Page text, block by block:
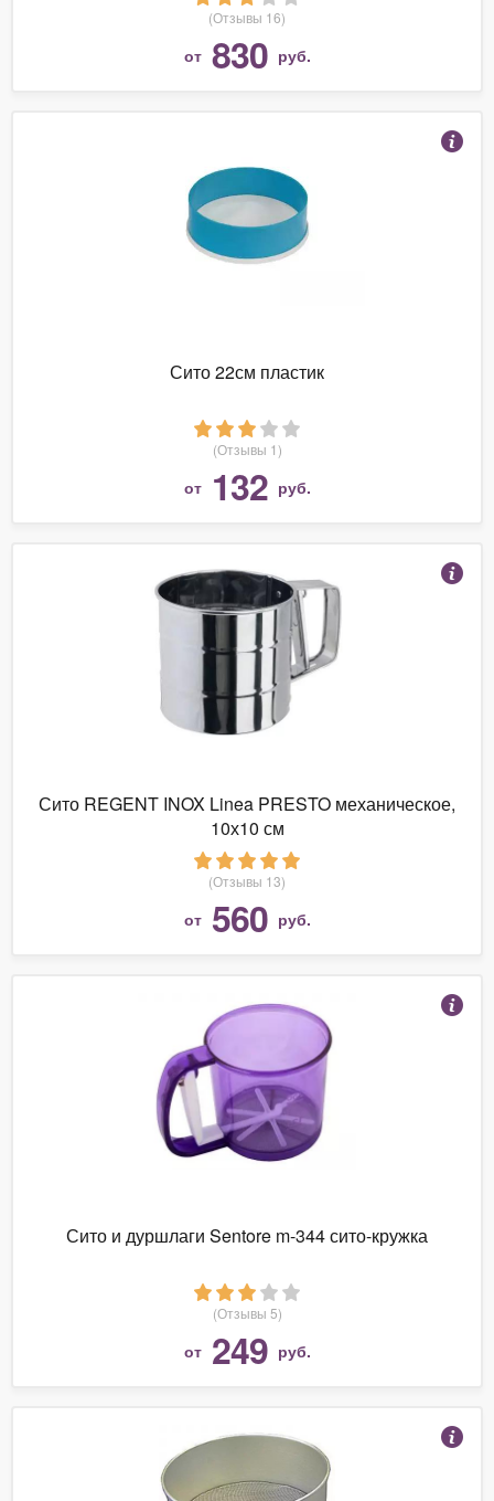
(Отзывы 16)
от 830 руб.
Сито 22см пластик
(Отзывы 1)
от 132 руб.
Сито REGENT INOX Linea PRESTO механическое,
10х10 см
(Отзывы 13)
от 560 руб.
Сито и дуршлаги Sentore m-344 сито-кружка
(Отзывы 5)
от 249 руб.